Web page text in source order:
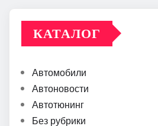
КАТАЛОГ
Автомобили
Автоновости
Автотюнинг
Без рубрики